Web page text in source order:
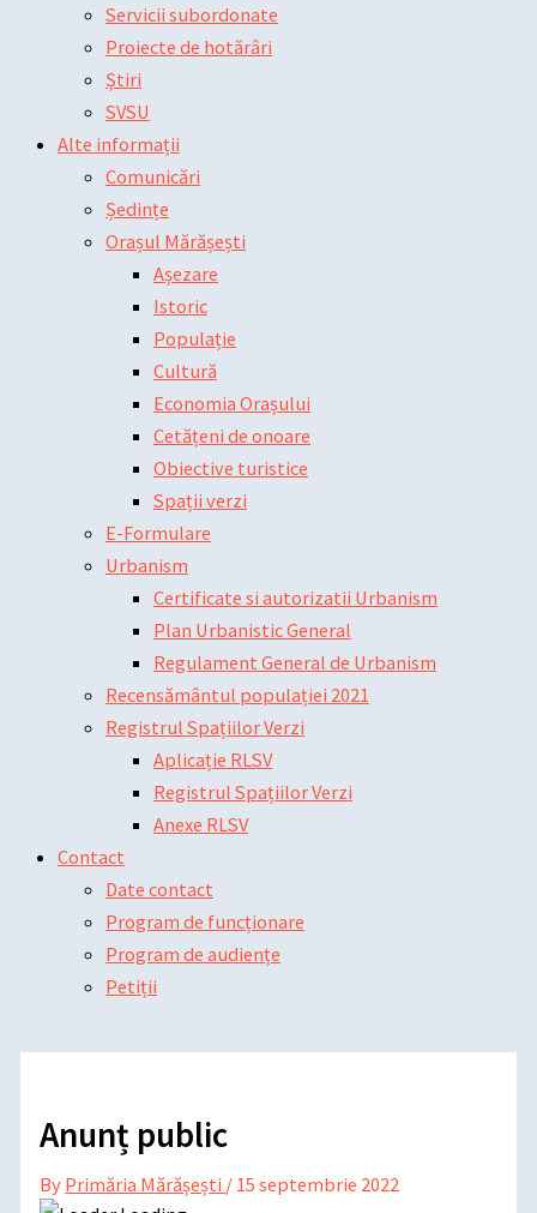
Servicii subordonate
Proiecte de hotărâri
Știri
SVSU
Alte informații
Comunicări
Ședințe
Orașul Mărășești
Așezare
Istoric
Populație
Cultură
Economia Orașului
Cetățeni de onoare
Obiective turistice
Spații verzi
E-Formulare
Urbanism
Certificate si autorizatii Urbanism
Plan Urbanistic General
Regulament General de Urbanism
Recensământul populației 2021
Registrul Spațiilor Verzi
Aplicație RLSV
Registrul Spațiilor Verzi
Anexe RLSV
Contact
Date contact
Program de funcționare
Program de audiențe
Petiții
Anunț public
By Primăria Mărășești / 15 septembrie 2022